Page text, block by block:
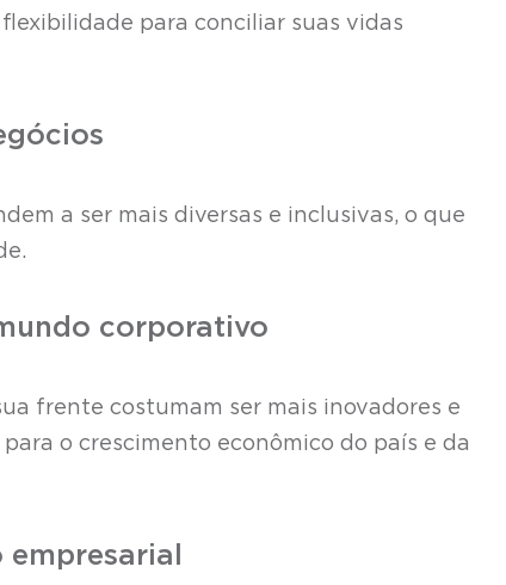
para conciliar suas vidas
a ser mais diversas e inclusivas, o que
corporativo
frente costumam ser mais inovadores e
o crescimento econômico do país e da